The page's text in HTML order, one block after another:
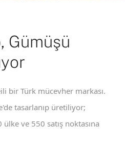
Gümüşü
bir Türk mücevher markası.
tasarlanıp üretiliyor;
ve 550 satış noktasına